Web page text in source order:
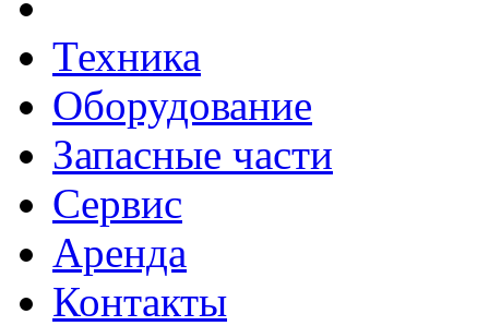
Техника
Оборудование
Запасные части
Сервис
Аренда
Контакты